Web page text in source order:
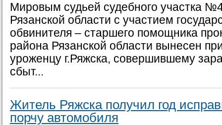
Мировым судьей судебного участка
Рязанской области с участием
обвинителя – старшего помощника
района Рязанской области вынесен
уроженцу г.Ряжска, совершившему
сбыт...
Житель Ряжска получил год
порчу автомобиля